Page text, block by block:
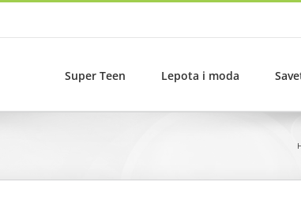
Super Teen Lepota i moda